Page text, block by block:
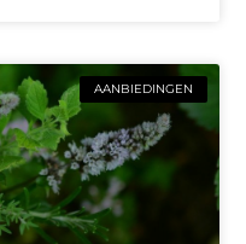
AANBIEDINGEN